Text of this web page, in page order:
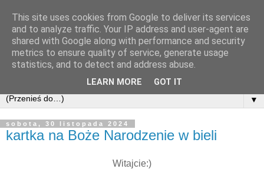
▼
sobota, 30 listopada 2024
kartka na Boże Narodzenie w bieli
Witajcie:)
This site uses cookies from Google to deliver its services
and to analyze traffic. Your IP address and user-agent are
shared with Google along with performance and security
metrics to ensure quality of service, generate usage
statistics, and to detect and address abuse.
LEARN MORE GOT IT